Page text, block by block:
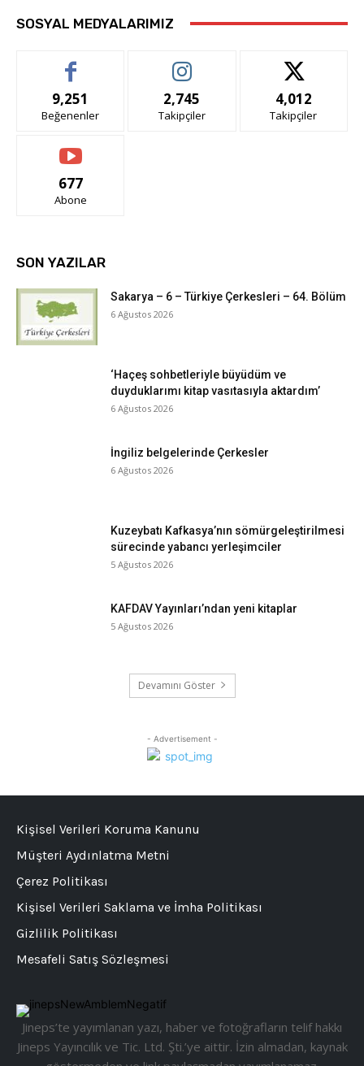
SOSYAL MEDYALARIMIZ
9,251
Beğenenler
2,745
Takipçiler
4,012
Takipçiler
677
Abone
SON YAZILAR
Sakarya – 6 – Türkiye Çerkesleri – 64. Bölüm
6 Ağustos 2026
‘Haçeş sohbetleriyle büyüdüm ve
duyduklarımı kitap vasıtasıyla aktardım’
6 Ağustos 2026
İngiliz belgelerinde Çerkesler
6 Ağustos 2026
Kuzeybatı Kafkasya’nın sömürgeleştirilmesi
sürecinde yabancı yerleşimciler
5 Ağustos 2026
KAFDAV Yayınları’ndan yeni kitaplar
5 Ağustos 2026
Devamını Göster
- Advertisement -
Jineps’te yayımlanan yazı, haber ve fotoğrafların telif hakkı
Jineps Yayıncılık ve Tic. Ltd. Şti.’ye aittir. İzin almadan, kaynak
Kişisel Verileri Koruma Kanunu
Müşteri Aydınlatma Metni
Çerez Politikası
Kişisel Verileri Saklama ve İmha Politikası
Gizlilik Politikası
Mesafeli Satış Sözleşmesi